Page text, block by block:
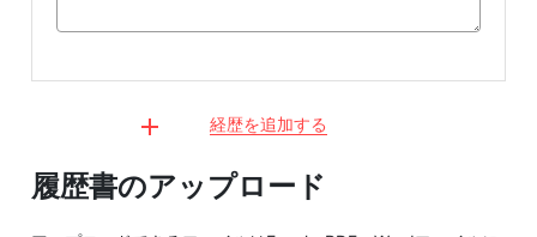
経歴を追加する
履歴書のアップロード